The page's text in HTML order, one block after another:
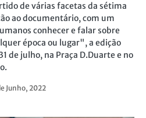
de várias facetas da sétima
ao documentário, com um
conhecer e falar sobre
época ou lugar", a edição
de julho, na Praça D.Duarte e no
Junho, 2022